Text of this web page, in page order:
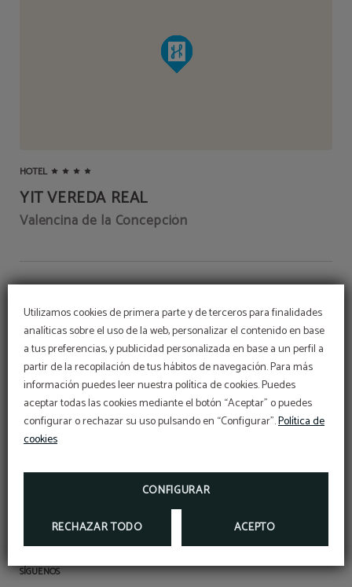
Utilizamos cookies de primera parte y de terceros para finalidades
analíticas sobre el uso de la web, personalizar el contenido en base
a tus preferencias, y publicidad personalizada en base a un perfil a
partir de la recopilación de tus hábitos de navegación. Para más
información puedes leer nuestra política de cookies. Puedes
aceptar todas las cookies mediante el botón “Aceptar” o puedes
configurar o rechazar su uso pulsando en “Configurar”.Política de
cookies
CONFIGURAR
RECHAZAR TODO ACEPTO
HOTEL
YIT VEREDA REAL
Valencina de la Concepción
Urbanización Brisas del Aljarafe S/N
41907 Valencina de la Concepción Sevilla
España
CONTACTO
+34 955 72 01 00
hotelveredareal@yithoteles.com
SÍGUENOS